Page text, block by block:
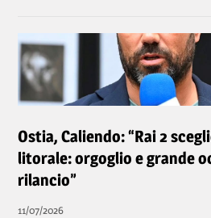
Ostia, Caliendo: “Rai 2
litorale: orgoglio e grande
rilancio”
11/07/2026